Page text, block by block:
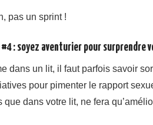
pas un sprint !
#4 : soyez aventurier pour surprendre
dans un lit, il faut parfois savoir
pour pimenter le rapport
que dans votre lit, ne fera